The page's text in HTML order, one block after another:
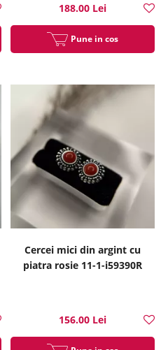
188.00 Lei
Pune in cos
Cercei mici din argint cu
piatra rosie 11-1-i59390R
156.00 Lei